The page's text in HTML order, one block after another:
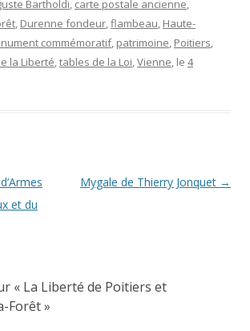
Bartholdi, carte postale ancienne,
, Durenne fondeur,flambeau, Haute-
commémoratif, patrimoine, Poitiers,
la Liberté,tables de la Loi,Vienne, le 4
et du
Mygale de Thierry Jonquet →
« La Liberté de Poitiers et
Forêt»